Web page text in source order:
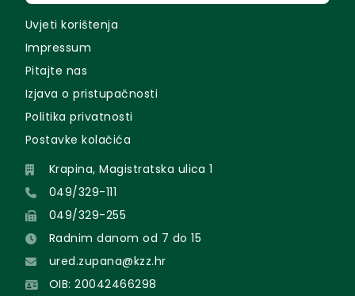
Uvjeti korištenja
Impressum
Pitajte nas
Izjava o pristupačnosti
Politika privatnosti
Postavke kolačića
Krapina, Magistratska ulica 1
049/329-111
049/329-255
Radnim danom od 7 do 15
ured.zupana@kzz.hr
OIB: 20042466298